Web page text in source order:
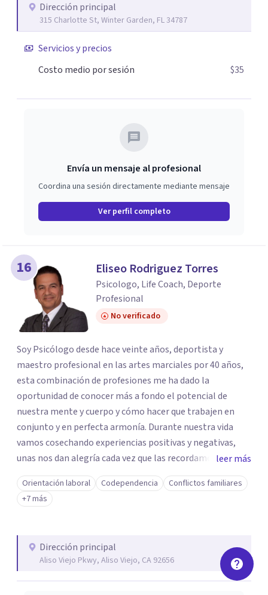
Dirección principal
315 Charlotte St, Winter Garden, FL 34787
Servicios y precios
Costo medio por sesión
$35
Envía un mensaje al profesional
Coordina una sesión directamente mediante mensaje
Ver perfil completo
16 Eliseo Rodriguez Torres
Psicologo, Life Coach, Deporte
Profesional
No verificado
Soy Psicólogo desde hace veinte años, deportista y
maestro profesional en las artes marciales por 40 años,
esta combinación de profesiones me ha dado la
oportunidad de conocer más a fondo el potencial de
nuestra mente y cuerpo y cómo hacer que trabajen en
conjunto y en perfecta armonía. Durante nuestra vida
vamos cosechando experiencias positivas y negativas,
unas nos dan alegría cada vez que las recordamos, otras
nos dan nostalgia, angustia, depresion, ansiedad, estres,
frustracion, las bloqueamos por momentos para no
sufrir, hasta que ya no podemos más y nos hace entrar a
pasión como Psicólogo es poder ayudar a nuestra
comunidad latina de este planeta y decirles que la vida es
proceso de evolución constante, saber que nadie es
perfecto pero que todo se puede lograr si lo deseamos
leer más
Orientación laboral Codependencia
Conflictos familiares
+7 más
Dirección principal
Aliso Viejo Pkwy, Aliso Viejo, CA 92656